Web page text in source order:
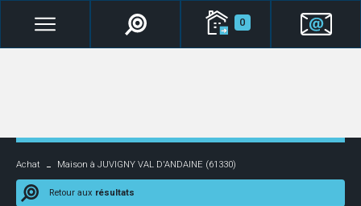
0
Achat Maison à JUVIGNY VAL D'ANDAINE (61330)
Retour aux résultats